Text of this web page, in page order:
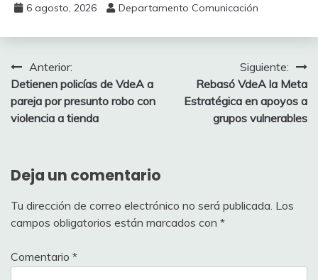
6 agosto, 2026 Departamento Comunicación
Navegación
de
entradas
Anterior:
Detienen policías de VdeA a
pareja por presunto robo con
violencia a tienda
Siguiente:
Rebasó VdeA la Meta
Estratégica en apoyos a
grupos vulnerables
Deja un comentario
Tu dirección de correo electrónico no será publicada. Los
campos obligatorios están marcados con *
Comentario *